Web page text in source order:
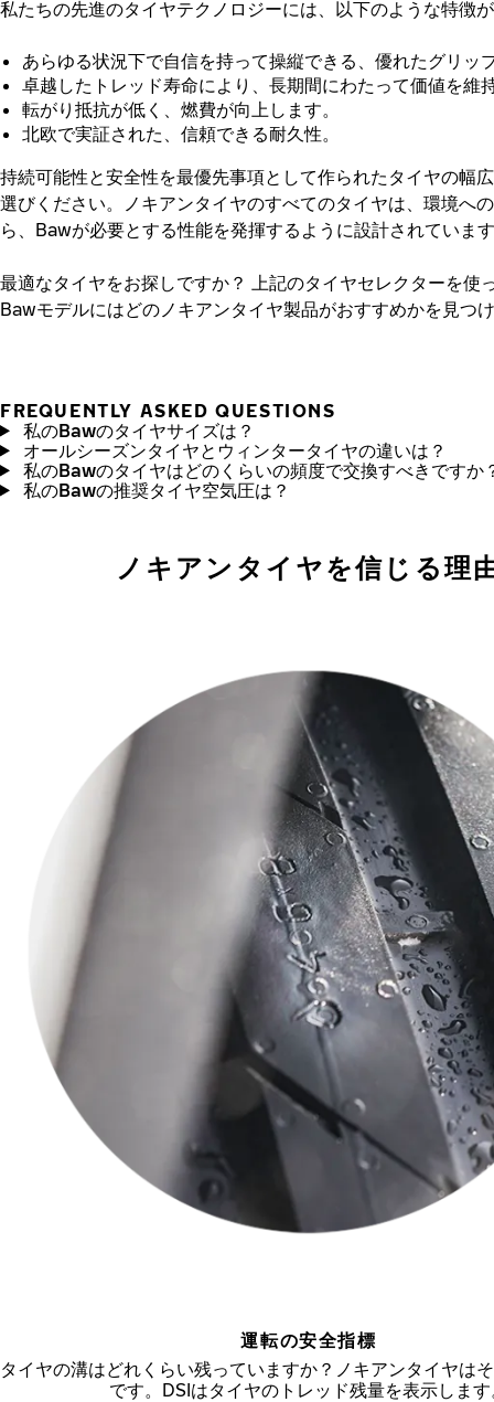
私たちの先進のタイヤテクノロジーには、以下のような特徴
あらゆる状況下で自信を持って操縦できる、優れたグリッ
卓越したトレッド寿命により、長期間にわたって価値を維
転がり抵抗が低く、燃費が向上します。
北欧で実証された、信頼できる耐久性。
持続可能性と安全性を最優先事項として作られたタイヤの幅
選びください。ノキアンタイヤのすべてのタイヤは、環境へ
ら、Bawが必要とする性能を発揮するように設計されていま
最適なタイヤをお探しですか？
上記のタイヤセレクターを使
Bawモデルにはどのノキアンタイヤ製品がおすすめかを見つ
FREQUENTLY ASKED QUESTIONS
私のBawのタイヤサイズは？
オールシーズンタイヤとウィンタータイヤの違いは？
私のBawのタイヤはどのくらいの頻度で交換すべきですか
私のBawの推奨タイヤ空気圧は？
ノキアンタイヤを信じる理
運転の安全指標
タイヤの溝はどれくらい残っていますか？ノキアンタイヤは
です。DSIはタイヤのトレッド残量を表示しま